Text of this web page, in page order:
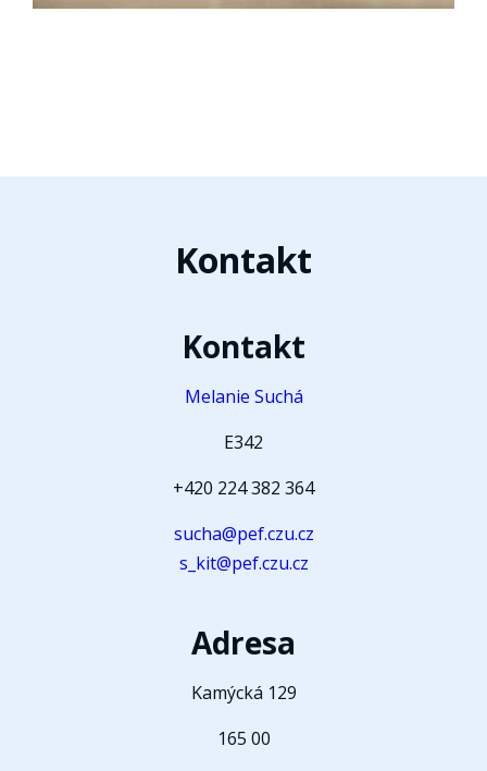
Kontakt
Kontakt
Melanie Suchá
E342
+420 224 382 364
sucha@pef.czu.cz
s_kit@pef.czu.cz
Adresa
Kamýcká 129
165 00